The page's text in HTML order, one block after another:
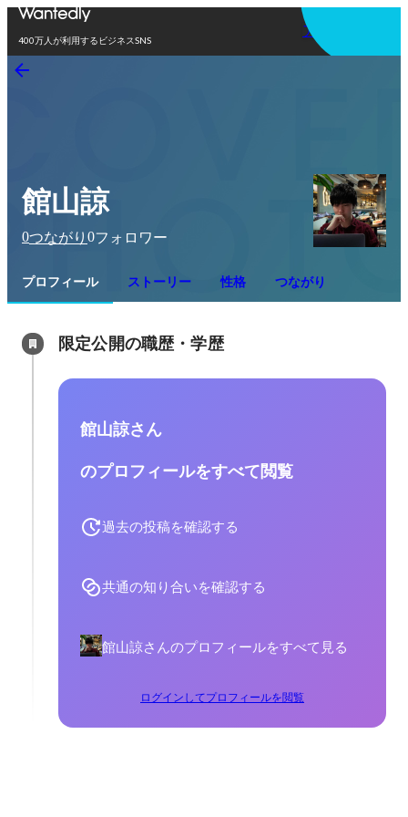
400万人が利用するビジネスSNS
アプリを使う
館山諒
0つながり 0フォロワー
プロフィール ストーリー 性格 つながり
限定公開の職歴・学歴
館山諒さん
のプロフィールをすべて閲覧
過去の投稿を確認する
共通の知り合いを確認する
館山諒さんのプロフィールをすべて見る
ログインしてプロフィールを閲覧